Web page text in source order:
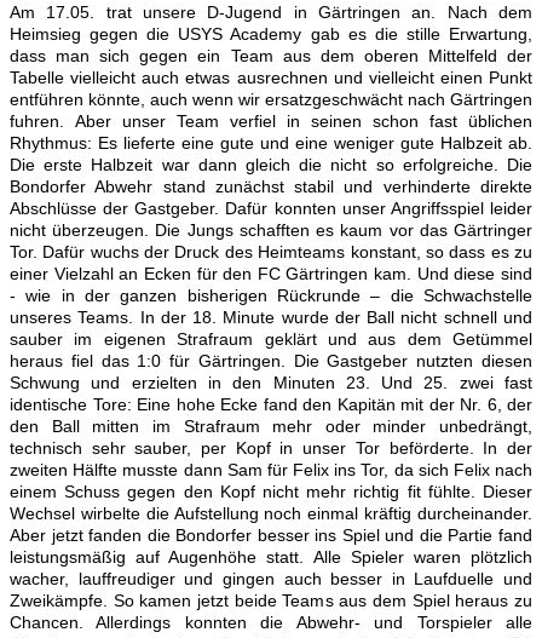
Am 17.05. trat unsere D-Jugend in Gärtringen an. Nach dem
Heimsieg gegen die USYS Academy gab es die stille Erwartung,
dass man sich gegen ein Team aus dem oberen Mittelfeld der
Tabelle vielleicht auch etwas ausrechnen und vielleicht einen Punkt
entführen könnte, auch wenn wir ersatzgeschwächt nach Gärtringen
fuhren.
Aber unser Team verfiel in seinen schon fast üblichen
Rhythmus: Es lieferte eine gute und eine weniger gute Halbzeit ab.
Die erste Halbzeit war dann gleich die nicht so erfolgreiche. Die
Bondorfer Abwehr stand zunächst stabil und verhinderte direkte
Abschlüsse der Gastgeber. Dafür konnten unser Angriffsspiel leider
nicht überzeugen. Die Jungs schafften es kaum vor das Gärtringer
Tor. Dafür wuchs der Druck des Heimteams konstant, so dass es zu
einer Vielzahl an Ecken für den FC Gärtringen kam. Und diese sind
- wie in der ganzen bisherigen Rückrunde – die Schwachstelle
unseres Teams. In der 18. Minute wurde der Ball nicht schnell und
sauber im eigenen Strafraum geklärt und aus dem Getümmel
heraus fiel das 1:0 für Gärtringen. Die Gastgeber nutzten diesen
Schwung und erzielten in den Minuten 23. Und 25. zwei fast
identische Tore: Eine hohe Ecke fand den Kapitän mit der Nr. 6, der
den Ball mitten im Strafraum mehr oder minder unbedrängt,
technisch sehr sauber, per Kopf in unser Tor beförderte.
In der
zweiten Hälfte musste dann Sam für Felix ins Tor, da sich Felix nach
einem Schuss gegen den Kopf nicht mehr richtig fit fühlte. Dieser
Wechsel wirbelte die Aufstellung noch einmal kräftig durcheinander.
Aber jetzt fanden die Bondorfer besser ins Spiel und die Partie fand
leistungsmäßig auf Augenhöhe statt. Alle Spieler waren plötzlich
wacher, lauffreudiger und gingen auch besser in Laufduelle und
Zweikämpfe. So kamen jetzt beide Teams aus dem Spiel heraus zu
Chancen. Allerdings konnten die Abwehr- und Torspieler alle